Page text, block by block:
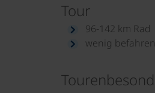
Tour
96-142 km Rad
wenig